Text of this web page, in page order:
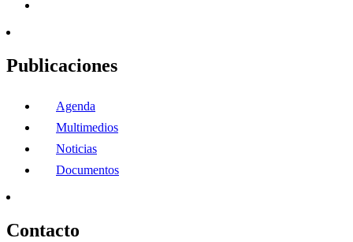
Publicaciones
Agenda
Multimedios
Noticias
Documentos
Contacto